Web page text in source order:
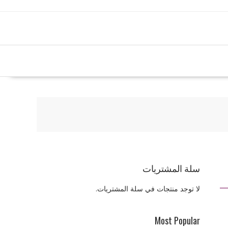
سلة المشتريات
لا توجد منتجات في سلة المشتريات.
Most Popular